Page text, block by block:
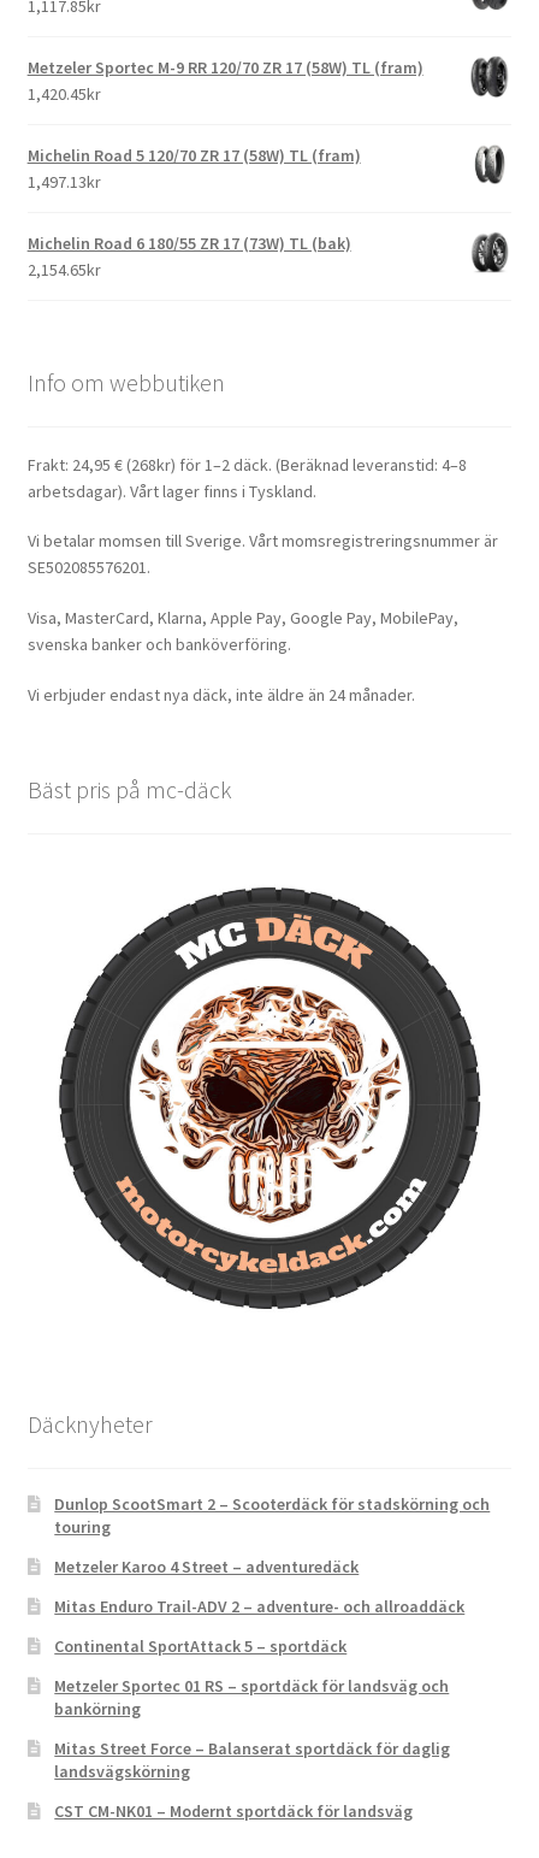
1,117.85kr
Metzeler Sportec M-9 RR 120/70 ZR 17 (58W) TL (fram)
1,420.45kr
Michelin Road 5 120/70 ZR 17 (58W) TL (fram)
1,497.13kr
Michelin Road 6 180/55 ZR 17 (73W) TL (bak)
2,154.65kr
Info om webbutiken
Frakt: 24,95 € (268kr) för 1–2 däck. (Beräknad leveranstid: 4–8
arbetsdagar). Vårt lager finns i Tyskland.
Vi betalar momsen till Sverige. Vårt momsregistreringsnummer är
SE502085576201.
Visa, MasterCard, Klarna, Apple Pay, Google Pay, MobilePay,
svenska banker och banköverföring.
Vi erbjuder endast nya däck, inte äldre än 24 månader.
Bäst pris på mc-däck
Däcknyheter
Dunlop ScootSmart 2 – Scooterdäck för stadskörning och
touring
Metzeler Karoo 4 Street – adventuredäck
Mitas Enduro Trail-ADV 2 – adventure- och allroaddäck
Continental SportAttack 5 – sportdäck
Metzeler Sportec 01 RS – sportdäck för landsväg och
bankörning
Mitas Street Force – Balanserat sportdäck för daglig
landsvägskörning
CST CM-NK01 – Modernt sportdäck för landsväg